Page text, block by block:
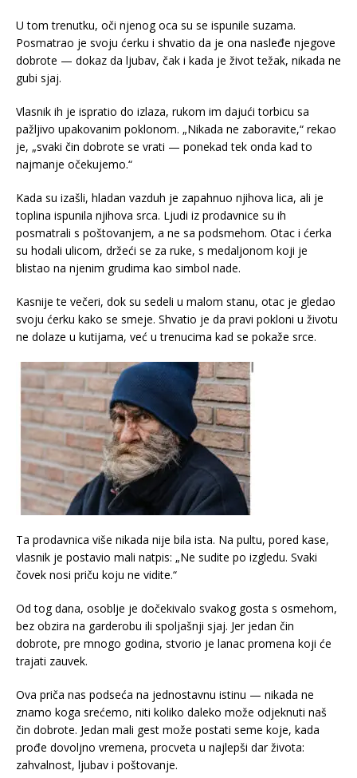
U tom trenutku, oči njenog oca su se ispunile suzama.
Posmatrao je svoju ćerku i shvatio da je ona nasleđe njegove
dobrote — dokaz da ljubav, čak i kada je život težak, nikada ne
gubi sjaj.
Vlasnik ih je ispratio do izlaza, rukom im dajući torbicu sa
pažljivo upakovanim poklonom. „Nikada ne zaboravite,“ rekao
je, „svaki čin dobrote se vrati — ponekad tek onda kad to
najmanje očekujemo.“
Kada su izašli, hladan vazduh je zapahnuo njihova lica, ali je
toplina ispunila njihova srca. Ljudi iz prodavnice su ih
posmatrali s poštovanjem, a ne sa podsmehom. Otac i ćerka
su hodali ulicom, držeći se za ruke, s medaljonom koji je
blistao na njenim grudima kao simbol nade.
Kasnije te večeri, dok su sedeli u malom stanu, otac je gledao
svoju ćerku kako se smeje. Shvatio je da pravi pokloni u životu
ne dolaze u kutijama, već u trenucima kad se pokaže srce.
Ta prodavnica više nikada nije bila ista. Na pultu, pored kase,
vlasnik je postavio mali natpis: „Ne sudite po izgledu. Svaki
čovek nosi priču koju ne vidite.“
Od tog dana, osoblje je dočekivalo svakog gosta s osmehom,
bez obzira na garderobu ili spoljašnji sjaj. Jer jedan čin
dobrote, pre mnogo godina, stvorio je lanac promena koji će
trajati zauvek.
Ova priča nas podseća na jednostavnu istinu — nikada ne
znamo koga srećemo, niti koliko daleko može odjeknuti naš
čin dobrote. Jedan mali gest može postati seme koje, kada
prođe dovoljno vremena, procveta u najlepši dar života:
zahvalnost, ljubav i poštovanje.